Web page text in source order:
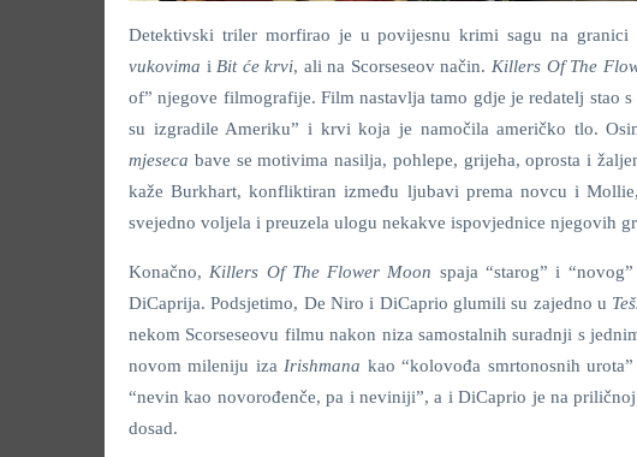
Detektivski triler morfirao je u povijesnu krimi sagu na granici
vukovima i Bit će krvi, ali na Scorseseov način. Killers Of The
of” njegove filmografije. Film nastavlja tamo gdje je redatelj stao
su izgradile Ameriku” i krvi koja je namočila američko tlo.
mjeseca bave se motivima nasilja, pohlepe, grijeha, oprosta i
kaže Burkhart, konfliktiran između ljubavi prema novcu i
svejedno voljela i preuzela ulogu nekakve ispovjednice njegovih
Konačno, Killers Of The Flower Moon spaja “starog” i
DiCaprija. Podsjetimo, De Niro i DiCaprio glumili su zajedno u
nekom Scorseseovu filmu nakon niza samostalnih suradnji s
novom mileniju iza Irishmana kao “kolovođa smrtonosnih
“nevin kao novorođenče, pa i neviniji”, a i DiCaprio je na
dosad.